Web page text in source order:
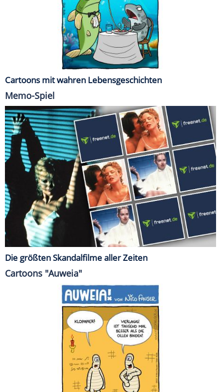
Cartoons mit wahren Lebensgeschichten
Memo-Spiel
Die größten Skandalfilme aller Zeiten
Cartoons "Auweia"